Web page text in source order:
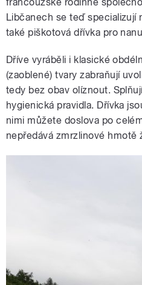
Libčanech se teď specializují
také piškotová dřívka pro
Dříve vyráběli i klasické
(zaoblené) tvary zabraňují
tedy bez obav olíznout.
hygienická pravidla. Dřívka
nimi můžete doslova po
nepředává zmrzlinové hmotě